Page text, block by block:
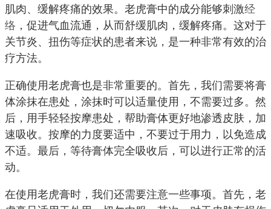
肌肉、缓解疼痛的效果。老虎膏中的成分能够刺激经
络 ，促进气血流通，从而舒缓肌肉，缓解疼痛。这对于
关节炎、扭伤等症状的患者来说，是一种非常有效的治
疗方法。
正确使用老虎膏也是非常重要的。首先，我们需要将膏
体涂抹在患处，涂抹时可以适量使用，不需要过多。然
后，用手轻轻按摩患处，帮助膏体更好地渗透皮肤，加
速吸收。按摩的力度要适中，不要过于用力，以免造成
不适。最后，等待膏体完全吸收后，可以进行正常的活
动。
在使用老虎膏时，我们还需要注意一些事项。首先，老